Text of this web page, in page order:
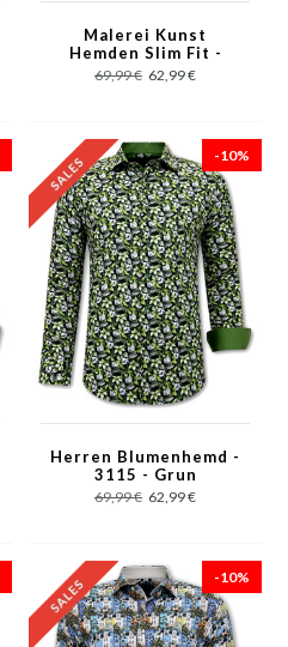
Malerei Kunst
Hemden Slim Fit -
3117 - Grün
69,99 € 62,99 €
-10%
Herren Blumenhemd -
3115 - Grun
69,99 € 62,99 €
-10%